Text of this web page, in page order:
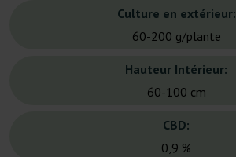
Culture en extérieur:
60-200 g/plante
Hauteur Intérieur:
60-100 cm
CBD:
0,9 %